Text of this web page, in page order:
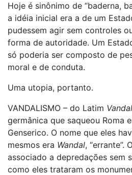
Hoje é sinônimo de “baderna,
a idéia inicial era a de um
pudessem agir sem controles
forma de autoridade. Um
só poderia ser composto de
moral e de conduta.
Uma utopia, portanto.
VANDALISMO – do Latim
germânica que saqueou Roma
Genserico. O nome que eles
mesmos era Wandal, “errante”.
associado a depredações sem
como eles trataram os